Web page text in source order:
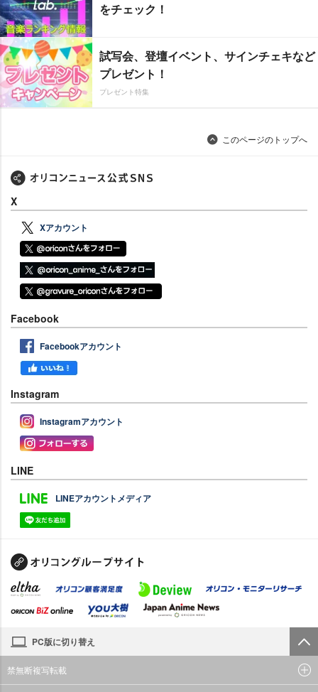
をチェック！
試写会、登壇イベント、サインチェキなど
プレゼント！
プレゼント特集
このページのトップへ
X
Xアカウント
Facebook
Facebookアカウント
Instagram
Instagramアカウント
LINE
LINEアカウントメディア
PC版に切り替え
禁無断複写転載